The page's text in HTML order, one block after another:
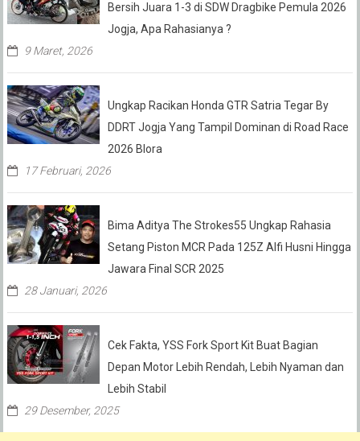
Bersih Juara 1-3 di SDW Dragbike Pemula 2026
Jogja, Apa Rahasianya ?
9 Maret, 2026
Ungkap Racikan Honda GTR Satria Tegar By
DDRT Jogja Yang Tampil Dominan di Road Race
2026 Blora
17 Februari, 2026
Bima Aditya The Strokes55 Ungkap Rahasia
Setang Piston MCR Pada 125Z Alfi Husni Hingga
Jawara Final SCR 2025
28 Januari, 2026
Cek Fakta, YSS Fork Sport Kit Buat Bagian
Depan Motor Lebih Rendah, Lebih Nyaman dan
Lebih Stabil
29 Desember, 2025